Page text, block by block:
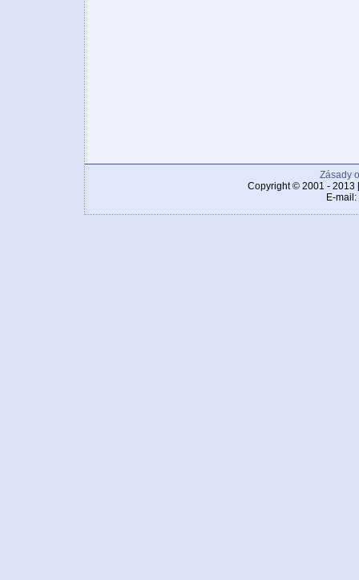
Zásady
Copyright © 2001 - 2013
E-mail: